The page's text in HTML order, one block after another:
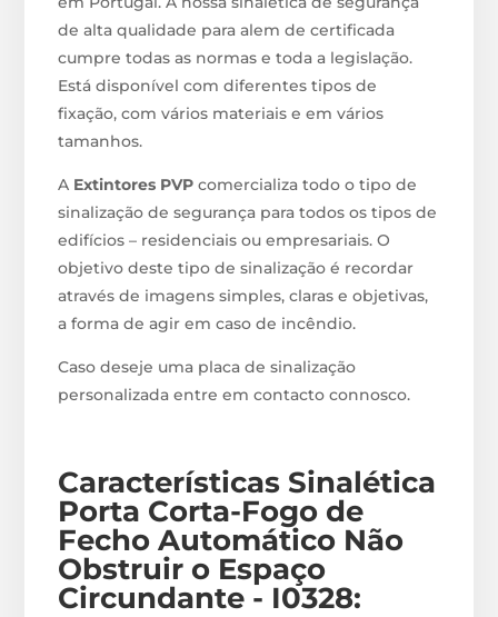
de alta qualidade para alem de certificada
cumpre todas as normas e toda a legislação.
Está disponível com diferentes tipos de
fixação, com vários materiais e em vários
tamanhos.
A Extintores PVP comercializa todo o tipo de
sinalização de segurança para todos os tipos de
edifícios – residenciais ou empresariais. O
objetivo deste tipo de sinalização é recordar
através de imagens simples, claras e objetivas,
a forma de agir em caso de incêndio.
Caso deseje uma placa de sinalização
personalizada entre em contacto connosco.
Características Sinalética
Porta Corta-Fogo de
Fecho Automático Não
Obstruir o Espaço
Circundante - I0328: